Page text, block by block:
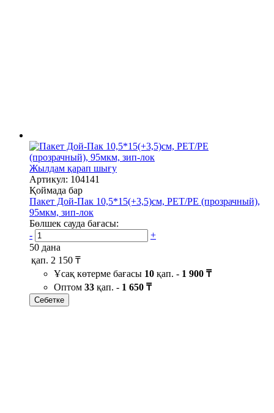
Жылдам қарап шығу
Артикул: 104141
Қоймада бар
Пакет Дой-Пак 10,5*15(+3,5)см, PET/PE (прозрачный),
95мкм, зип-лок
Бөлшек сауда бағасы:
-
+
50 дана
қап. 2 150 ₸
Ұсақ көтерме бағасы 10 қап. - 1 900 ₸
Оптом 33 қап. - 1 650 ₸
Себетке